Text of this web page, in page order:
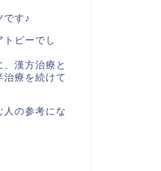
です♪
ピーでし
漢方治療と
治療を続けて
人の参考にな